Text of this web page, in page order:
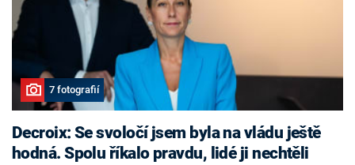
7 fotografií
Decroix: Se svoločí jsem byla na vládu ještě
hodná. Spolu říkalo pravdu, lidé ji nechtěli